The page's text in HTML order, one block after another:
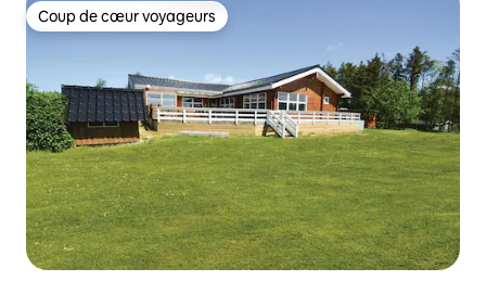
Coup de cœur voyageurs
Coup de cœur voyageurs